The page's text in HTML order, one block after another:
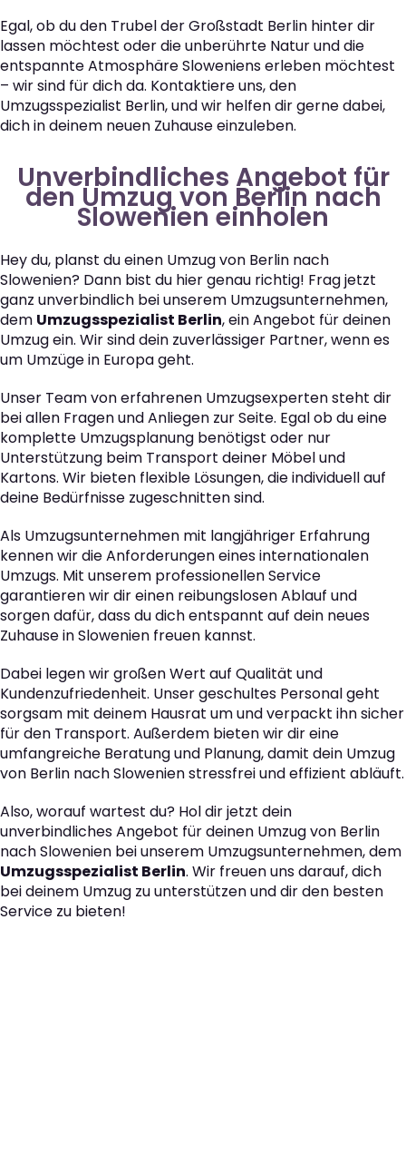
Egal, ob du den Trubel der Großstadt Berlin hinter dir
lassen möchtest oder die unberührte Natur und die
entspannte Atmosphäre Sloweniens erleben möchtest
– wir sind für dich da. Kontaktiere uns, den
Umzugsspezialist Berlin, und wir helfen dir gerne dabei,
dich in deinem neuen Zuhause einzuleben.
Unverbindliches Angebot für
den Umzug von Berlin nach
Slowenien einholen
Hey du, planst du einen Umzug von Berlin nach
Slowenien? Dann bist du hier genau richtig! Frag jetzt
ganz unverbindlich bei unserem Umzugsunternehmen,
dem Umzugsspezialist Berlin, ein Angebot für deinen
Umzug ein. Wir sind dein zuverlässiger Partner, wenn es
um Umzüge in Europa geht.
Unser Team von erfahrenen Umzugsexperten steht dir
bei allen Fragen und Anliegen zur Seite. Egal ob du eine
komplette Umzugsplanung benötigst oder nur
Unterstützung beim Transport deiner Möbel und
Kartons. Wir bieten flexible Lösungen, die individuell auf
deine Bedürfnisse zugeschnitten sind.
Als Umzugsunternehmen mit langjähriger Erfahrung
kennen wir die Anforderungen eines internationalen
Umzugs. Mit unserem professionellen Service
garantieren wir dir einen reibungslosen Ablauf und
sorgen dafür, dass du dich entspannt auf dein neues
Zuhause in Slowenien freuen kannst.
Dabei legen wir großen Wert auf Qualität und
Kundenzufriedenheit. Unser geschultes Personal geht
sorgsam mit deinem Hausrat um und verpackt ihn sicher
für den Transport. Außerdem bieten wir dir eine
umfangreiche Beratung und Planung, damit dein Umzug
von Berlin nach Slowenien stressfrei und effizient abläuft.
Also, worauf wartest du? Hol dir jetzt dein
unverbindliches Angebot für deinen Umzug von Berlin
nach Slowenien bei unserem Umzugsunternehmen, dem
Umzugsspezialist Berlin. Wir freuen uns darauf, dich
bei deinem Umzug zu unterstützen und dir den besten
Service zu bieten!